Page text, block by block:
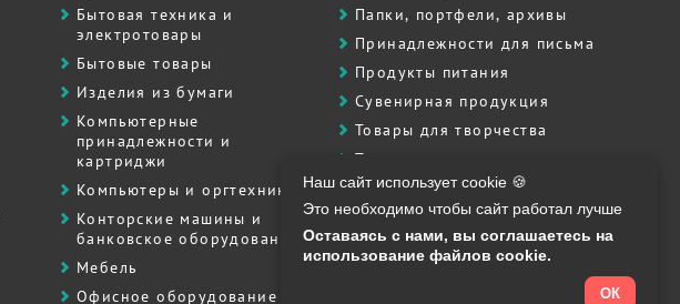
Бытовая техника и
электротовары
Бытовые товары
Изделия из бумаги
Компьютерные
принадлежности и
картриджи
Компьютеры и оргтехника
Контоpские машины и
банковское оборудование
Мебель
Офисное оборудование
Папки, портфели, архивы
Принадлежности для письма
Продукты питания
Сувенирная продукция
Товары для творчества
Товары для школы
Хозяйственные товары
Штемпельная продукция
Полиграфия, печати, штампы
Наш сайт использует cookie 🍪
Это необходимо чтобы сайт работал лучше
Оставаясь с нами, вы соглашаетесь на
использование файлов cookie.
ОК